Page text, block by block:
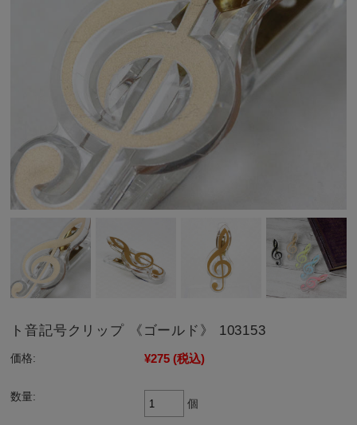
ト音記号クリップ 《ゴールド》 103153
価格: ¥275 (税込)
数量:
個